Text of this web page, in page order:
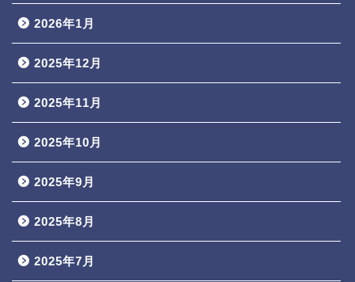
2026年1月
2025年12月
2025年11月
2025年10月
2025年9月
2025年8月
2025年7月